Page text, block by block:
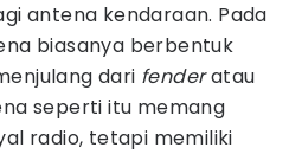
antena kendaraan. Pada
biasanya berbentuk
dari fenderatau
seperti itu memang
radio, tetapi memiliki